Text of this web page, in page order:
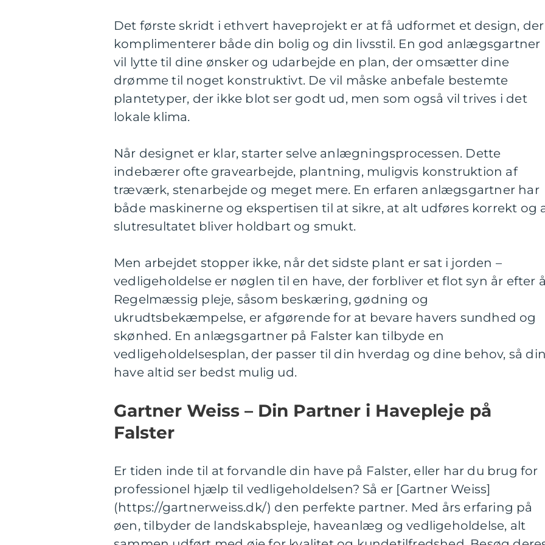
Det første skridt i ethvert haveprojekt er at få udformet et design, der
komplimenterer både din bolig og din livsstil. En god anlægsgartner
vil lytte til dine ønsker og udarbejde en plan, der omsætter dine
drømme til noget konstruktivt. De vil måske anbefale bestemte
plantetyper, der ikke blot ser godt ud, men som også vil trives i det
lokale klima.
Når designet er klar, starter selve anlægningsprocessen. Dette
indebærer ofte gravearbejde, plantning, muligvis konstruktion af
træværk, stenarbejde og meget mere. En erfaren anlægsgartner har
både maskinerne og ekspertisen til at sikre, at alt udføres korrekt og
slutresultatet bliver holdbart og smukt.
Men arbejdet stopper ikke, når det sidste plant er sat i jorden –
vedligeholdelse er nøglen til en have, der forbliver et flot syn år efter
Regelmæssig pleje, såsom beskæring, gødning og
ukrudtsbekæmpelse, er afgørende for at bevare havers sundhed og
skønhed. En anlægsgartner på Falster kan tilbyde en
vedligeholdelsesplan, der passer til din hverdag og dine behov, så
have altid ser bedst mulig ud.
Gartner Weiss – Din Partner i Havepleje på
Falster
Er tiden inde til at forvandle din have på Falster, eller har du brug for
professionel hjælp til vedligeholdelsen? Så er [Gartner Weiss]
(https://gartnerweiss.dk/) den perfekte partner. Med års erfaring på
øen, tilbyder de landskabspleje, haveanlæg og vedligeholdelse, alt